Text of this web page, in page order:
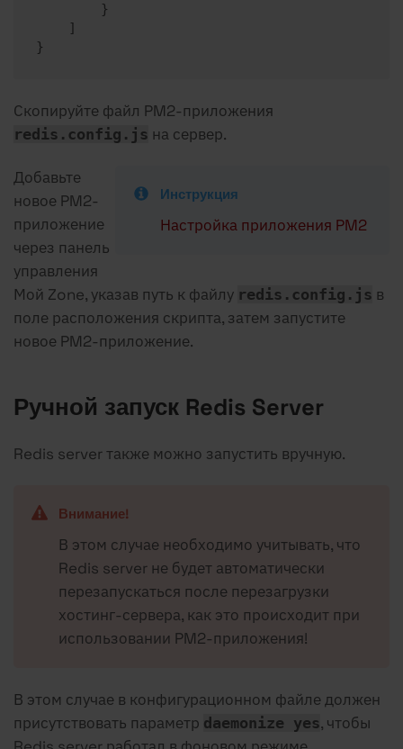
        }
    ]
}
Скопируйте файл PM2-приложения
redis.config.js на сервер.
Инструкция
Настройка приложения PM2
Добавьте
новое PM2-
приложение
через панель
управления
Мой Zone, указав путь к файлу redis.config.js в
поле расположения скрипта, затем запустите
новое PM2-приложение.
Ручной запуск Redis Server
Redis server также можно запустить вручную.
Внимание!
В этом случае необходимо учитывать, что
Redis server не будет автоматически
перезапускаться после перезагрузки
хостинг-сервера, как это происходит при
использовании PM2-приложения!
В этом случае в конфигурационном файле должен
присутствовать параметр daemonize yes, чтобы